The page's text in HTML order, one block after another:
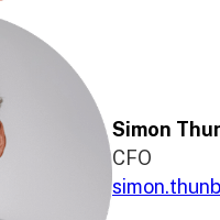
Simon
CFO